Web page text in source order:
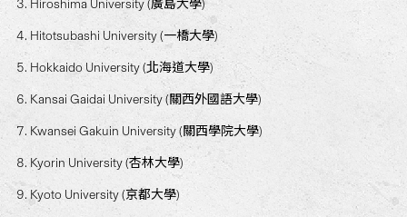
Hiroshima University (廣島大學)
Hitotsubashi University (一橋大學)
Hokkaido University (北海道大學)
Kansai Gaidai University (關西外國語大學)
Kwansei Gakuin University (關西學院大學)
Kyorin University (杏林大學)
Kyoto University (京都大學)